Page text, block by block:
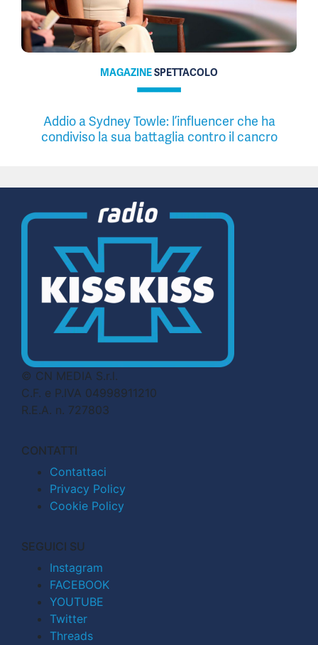
MAGAZINESPETTACOLO
Addio a Sydney Towle: l’influencer che ha
condiviso la sua battaglia contro il cancro
© CN MEDIA S.r.l.
C.F. e P.IVA 04998911210
R.E.A. n. 727803
CONTATTI
Contattaci
Privacy Policy
Cookie Policy
SEGUICI SU
Instagram
FACEBOOK
YOUTUBE
Twitter
Threads